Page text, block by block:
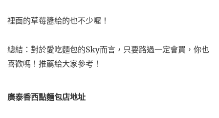
裡面的草莓醬給的也不少喔！
總結：對於愛吃麵包的Sky而言，只要路過一定會買，你也
喜歡嗎！推薦給大家參考！
廣泰香西點麵包店地址